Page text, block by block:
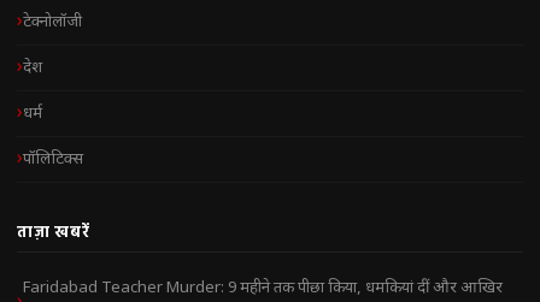
टेक्नोलॉजी
देश
धर्म
पॉलिटिक्स
ताज़ा खबरें
Faridabad Teacher Murder: 9 महीने तक पीछा किया, धमकियां दीं और आखिर